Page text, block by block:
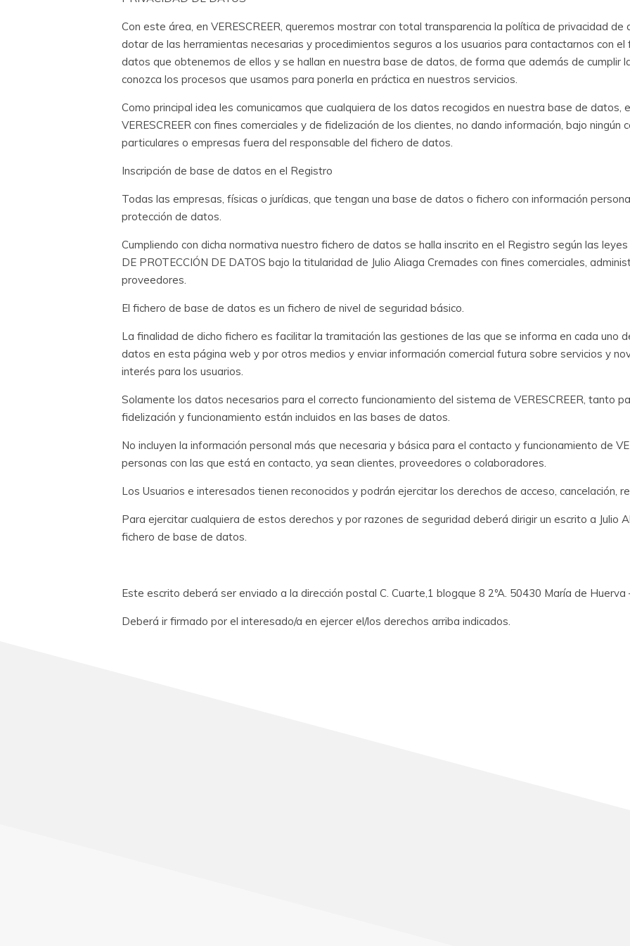
Con este área, en VERESCREER, queremos mostrar con total transparencia la política de privacidad
dotar de las herramientas necesarias y procedimientos seguros a los usuarios para contactarnos con el
datos que obtenemos de ellos y se hallan en nuestra base de datos, de forma que además de cumplir
conozca los procesos que usamos para ponerla en práctica en nuestros servicios.
Como principal idea les comunicamos que cualquiera de los datos recogidos en nuestra base de datos,
VERESCREER con fines comerciales y de fidelización de los clientes, no dando información, bajo
particulares o empresas fuera del responsable del fichero de datos.
Inscripción de base de datos en el Registro
Todas las empresas, físicas o jurídicas, que tengan una base de datos o fichero con información
protección de datos.
Cumpliendo con dicha normativa nuestro fichero de datos se halla inscrito en el Registro según las
DE PROTECCIÓN DE DATOS bajo la titularidad de Julio Aliaga Cremades con fines comerciales,
proveedores.
El fichero de base de datos es un fichero de nivel de seguridad básico.
La finalidad de dicho fichero es facilitar la tramitación las gestiones de las que se informa en cada uno
datos en esta página web y por otros medios y enviar información comercial futura sobre servicios y
interés para los usuarios.
Solamente los datos necesarios para el correcto funcionamiento del sistema de VERESCREER, tanto
fidelización y funcionamiento están incluidos en las bases de datos.
No incluyen la información personal más que necesaria y básica para el contacto y funcionamiento de
personas con las que está en contacto, ya sean clientes, proveedores o colaboradores.
Los Usuarios e interesados tienen reconocidos y podrán ejercitar los derechos de acceso, cancelación,
Para ejercitar cualquiera de estos derechos y por razones de seguridad deberá dirigir un escrito a Julio
fichero de base de datos.
Este escrito deberá ser enviado a la dirección postal C. Cuarte,1 blogque 8 2ºA. 50430 María de Huerva
Deberá ir firmado por el interesado/a en ejercer el/los derechos arriba indicados.